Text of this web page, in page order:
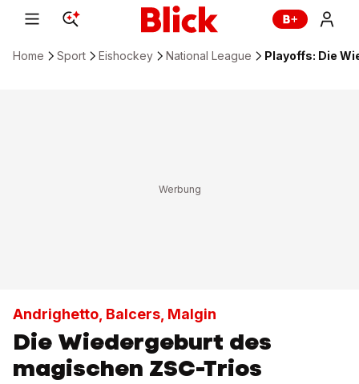
Home Sport Eishockey National League Playoffs: Die
Andrighetto, Balcers, Malgin
Die Wiedergeburt des
magischen ZSC-Trios